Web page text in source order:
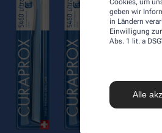
geben wir
in Ländern
Einwilligung
Abs. 1 lit. a
Alle